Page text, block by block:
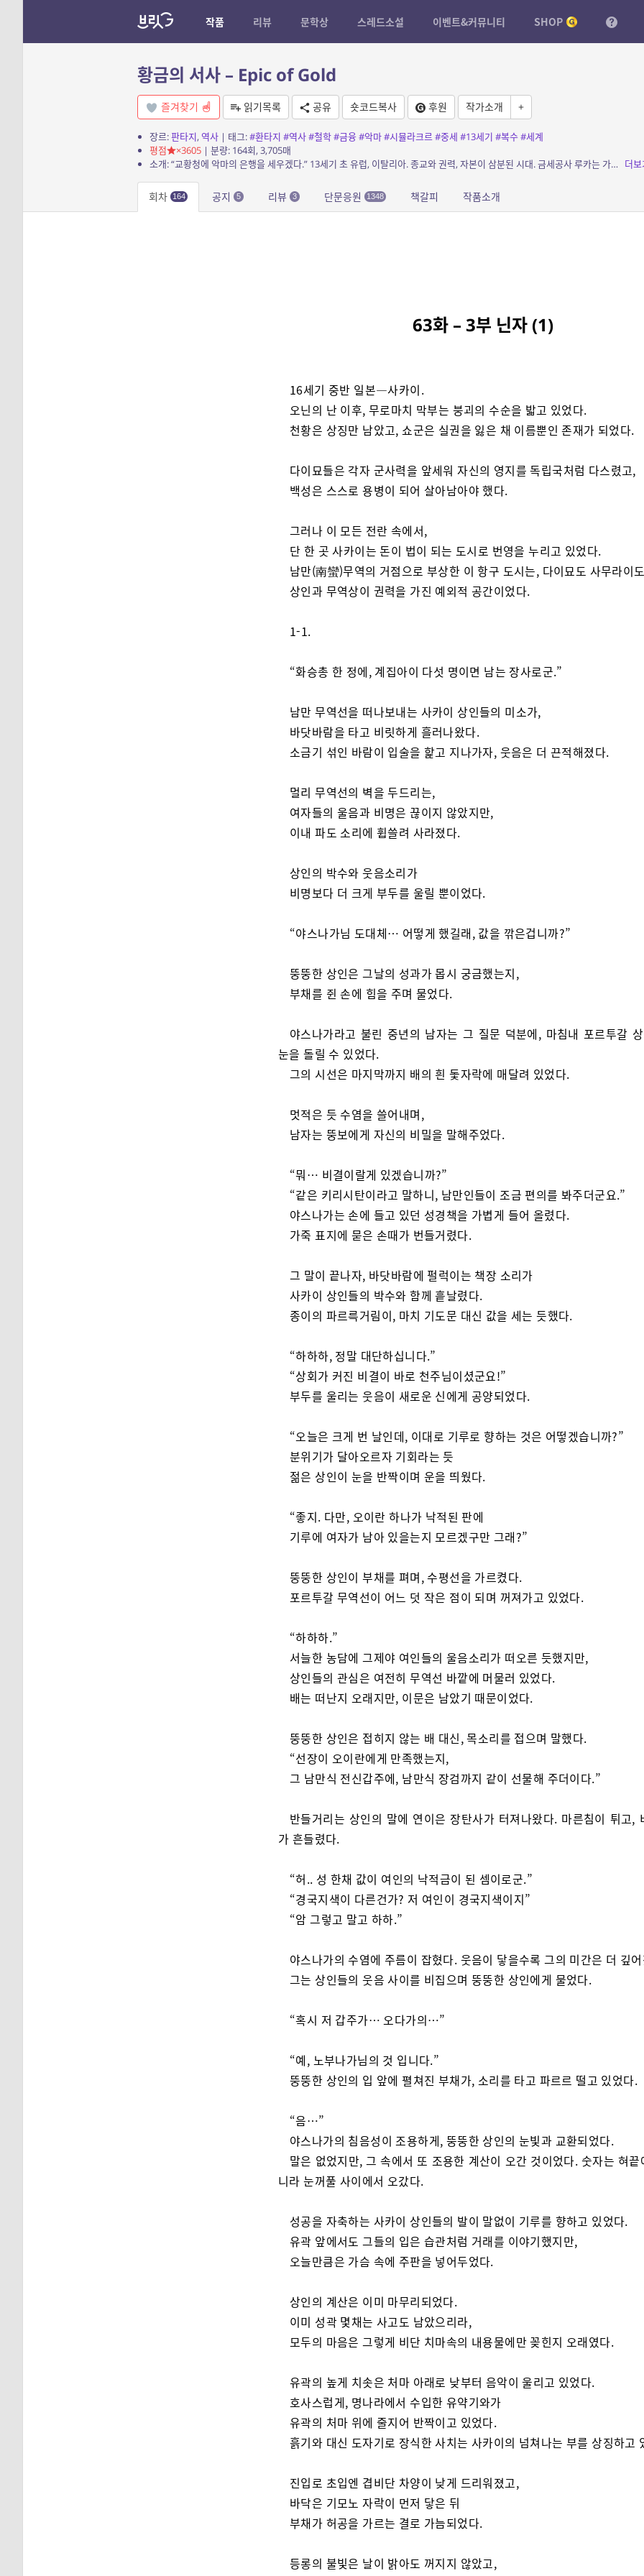
작품 리뷰 문학상 스레드소설 이벤트&커뮤니티 SHOP
황금의 서사 – Epic of Gold
즐겨찾기 읽기목록 공유 숏코드복사 후원 작가소개 +
장르:판타지, 역사| 태그:#환타지 #역사#철학#금융#악마#시뮬라크르#중세 #13세기 #복수#세계
평점
×3605| 분량: 164회, 3,705매
소개: “교황청에 악마의 은행을 세우겠다.” 13세기 초 유럽, 이탈리아. 종교와 권력, 자본이 삼분된 시대. 금세공사 루카는 가족을 잃은 복수심으로 가문의 원수들을 향한 전례 없는 계획... 더
회차 164 공지 5 리뷰 3 단문응원 1348 책갈피 작품소개
63화 – 3부 닌자 (1)
16세기 중반 일본—사카이.
오닌의 난 이후, 무로마치 막부는 붕괴의 수순을 밟고 있었다.
천황은 상징만 남았고, 쇼군은 실권을 잃은 채 이름뿐인 존재가 되었다.
다이묘들은 각자 군사력을 앞세워 자신의 영지를 독립국처럼 다스렸고,
백성은 스스로 용병이 되어 살아남아야 했다.
그러나 이 모든 전란 속에서,
단 한 곳 사카이는 돈이 법이 되는 도시로 번영을 누리고 있었다.
남만(南蠻)무역의 거점으로 부상한 이 항구 도시는, 다이묘도 사무라이
상인과 무역상이 권력을 가진 예외적 공간이었다.
1-1.
“화승총 한 정에, 계집아이 다섯 명이면 남는 장사로군.”
남만 무역선을 떠나보내는 사카이 상인들의 미소가,
바닷바람을 타고 비릿하게 흘러나왔다.
소금기 섞인 바람이 입술을 핥고 지나가자, 웃음은 더 끈적해졌다.
멀리 무역선의 벽을 두드리는,
여자들의 울음과 비명은 끊이지 않았지만,
이내 파도 소리에 휩쓸려 사라졌다.
상인의 박수와 웃음소리가
비명보다 더 크게 부두를 울릴 뿐이었다.
“야스나가님 도대체… 어떻게 했길래, 값을 깎은겁니까?”
뚱뚱한 상인은 그날의 성과가 몹시 궁금했는지,
부채를 쥔 손에 힘을 주며 물었다.
야스나가라고 불린 중년의 남자는 그 질문 덕분에, 마침내 포르투갈
눈을 돌릴 수 있었다.
그의 시선은 마지막까지 배의 흰 돛자락에 매달려 있었다.
멋적은 듯 수염을 쓸어내며,
남자는 뚱보에게 자신의 비밀을 말해주었다.
“뭐… 비결이랄게 있겠습니까?”
“같은 키리시탄이라고 말하니, 남만인들이 조금 편의를 봐주더군요.”
야스나가는 손에 들고 있던 성경책을 가볍게 들어 올렸다.
가죽 표지에 묻은 손때가 번들거렸다.
그 말이 끝나자, 바닷바람에 펄럭이는 책장 소리가
사카이 상인들의 박수와 함께 흩날렸다.
종이의 파르륵거림이, 마치 기도문 대신 값을 세는 듯했다.
“하하하, 정말 대단하십니다.”
“상회가 커진 비결이 바로 천주님이셨군요!”
부두를 울리는 웃음이 새로운 신에게 공양되었다.
“오늘은 크게 번 날인데, 이대로 기루로 향하는 것은 어떻겠습니까?”
분위기가 달아오르자 기회라는 듯
젊은 상인이 눈을 반짝이며 운을 띄웠다.
“좋지. 다만, 오이란 하나가 낙적된 판에
기루에 여자가 남아 있을는지 모르겠구만 그래?”
뚱뚱한 상인이 부채를 펴며, 수평선을 가르켰다.
포르투갈 무역선이 어느 덧 작은 점이 되며 꺼져가고 있었다.
“하하하.”
서늘한 농담에 그제야 여인들의 울음소리가 떠오른 듯했지만,
상인들의 관심은 여전히 무역선 바깥에 머물러 있었다.
배는 떠난지 오래지만, 이문은 남았기 때문이었다.
뚱뚱한 상인은 접히지 않는 배 대신, 목소리를 접으며 말했다.
“선장이 오이란에게 만족했는지,
그 남만식 전신갑주에, 남만식 장검까지 같이 선물해 주더이다.”
반들거리는 상인의 말에 연이은 장탄사가 터져나왔다. 마른침이 튀고,
가 흔들렸다.
“허.. 성 한채 값이 여인의 낙적금이 된 셈이로군.”
“경국지색이 다른건가? 저 여인이 경국지색이지”
“암 그렇고 말고 하하.”
야스나가의 수염에 주름이 잡혔다. 웃음이 닿을수록 그의 미간은 더 깊
그는 상인들의 웃음 사이를 비집으며 뚱뚱한 상인에게 물었다.
“혹시 저 갑주가… 오다가의…”
“예, 노부나가님의 것 입니다.”
뚱뚱한 상인의 입 앞에 펼쳐진 부채가, 소리를 타고 파르르 떨고 있었다.
“음…”
야스나가의 침음성이 조용하게, 뚱뚱한 상인의 눈빛과 교환되었다.
말은 없었지만, 그 속에서 또 조용한 계산이 오간 것이었다. 숫자는 혀
니라 눈꺼풀 사이에서 오갔다.
성공을 자축하는 사카이 상인들의 발이 말없이 기루를 향하고 있었다.
유곽 앞에서도 그들의 입은 습관처럼 거래를 이야기했지만,
오늘만큼은 가슴 속에 주판을 넣어두었다.
상인의 계산은 이미 마무리되었다.
이미 성곽 몇채는 사고도 남았으리라,
모두의 마음은 그렇게 비단 치마속의 내용물에만 꽂힌지 오래였다.
유곽의 높게 치솟은 처마 아래로 낮부터 음악이 울리고 있었다.
호사스럽게, 명나라에서 수입한 유약기와가
유곽의 처마 위에 줄지어 반짝이고 있었다.
흙기와 대신 도자기로 장식한 사치는 사카이의 넘쳐나는 부를 상징하고
진입로 초입엔 겹비단 차양이 낮게 드리워졌고,
바닥은 기모노 자락이 먼저 닿은 뒤
부채가 허공을 가르는 결로 가늠되었다.
등롱의 불빛은 날이 밝아도 꺼지지 않았고,